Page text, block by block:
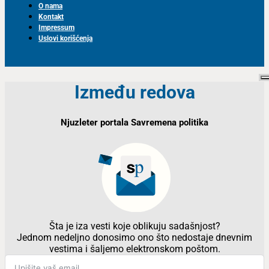
O nama
Kontakt
Impressum
Uslovi korišćenja
Između redova
Njuzleter portala Savremena politika
Šta je iza vesti koje oblikuju sadašnjost?
Jednom nedeljno donosimo ono što nedostaje dnevnim
vestima i šaljemo elektronskom poštom.